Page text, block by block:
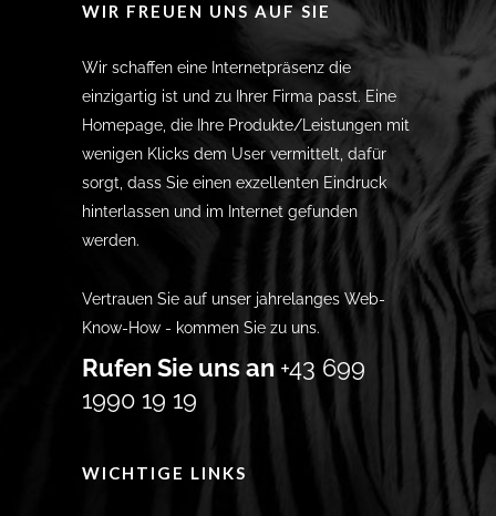
WIR FREUEN UNS AUF SIE
Wir schaffen eine Internetpräsenz die
einzigartig ist und zu Ihrer Firma passt. Eine
Homepage, die Ihre Produkte/Leistungen mit
wenigen Klicks dem User vermittelt, dafür
sorgt, dass Sie einen exzellenten Eindruck
hinterlassen und im Internet gefunden
werden.
Vertrauen Sie auf unser jahrelanges Web-
Know-How - kommen Sie zu uns.
Rufen Sie uns an +43 699
1990 19 19
WICHTIGE LINKS